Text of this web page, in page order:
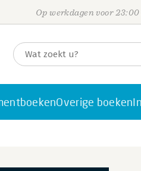
Op werkdagen voor
Overige boeken